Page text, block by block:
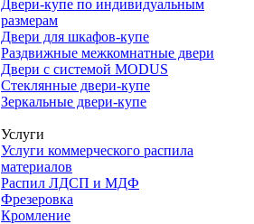
Двери-купе по индивидуальным
размерам
Двери для шкафов-купе
Раздвижные межкомнатные двери
Двери с системой MODUS
Стеклянные двери-купе
Зеркальные двери-купе
Услуги
Услуги коммерческого распила
материалов
Распил ЛДСП и МДФ
Фрезеровка
Кромление